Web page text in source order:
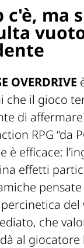
c'è, ma
OVERDRIVE
che il gioco
di
RPG “da
è efficace:
effetti
del
che
al giocatore